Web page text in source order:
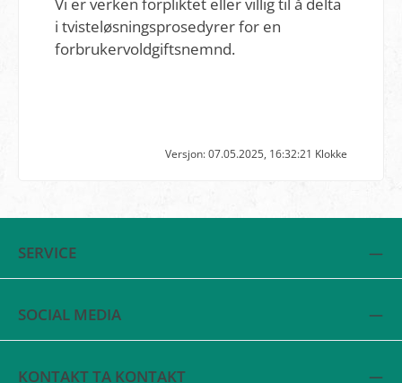
Vi er verken forpliktet eller villig til å delta
i tvisteløsningsprosedyrer for en
forbrukervoldgiftsnemnd.
Versjon: 07.05.2025, 16:32:21 Klokke
SERVICE
SOCIAL MEDIA
KONTAKT TA KONTAKT